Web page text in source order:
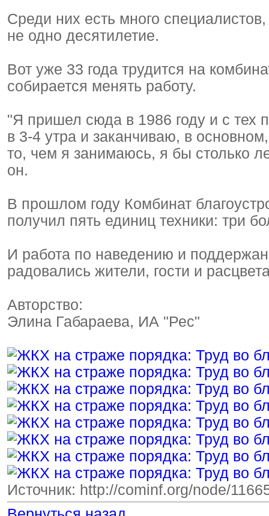
Среди них есть много
не одно десятилетие.
Вот уже 33 года трудится на
собирается менять работу.
"Я пришел сюда в 1986 году и с тех
в 3-4 утра и заканчиваю, в
то, чем я занимаюсь, я бы столько
он.
В прошлом году Комбинат
получил пять единиц техники: три
И работа по наведению и
радовались жители, гости и
Авторство:
Элина Габараева, ИА "Рес"
Источник: http://cominf.org/node/